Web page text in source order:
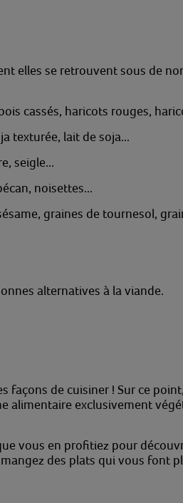
elles se retrouvent sous de
cassés, haricots rouges,
texturée, lait de soja...
seigle...
noisettes...
graines de tournesol,
alternatives à la viande.
de cuisiner ! Sur ce
alimentaire exclusivement
vous en profitiez pour
des plats qui vous font